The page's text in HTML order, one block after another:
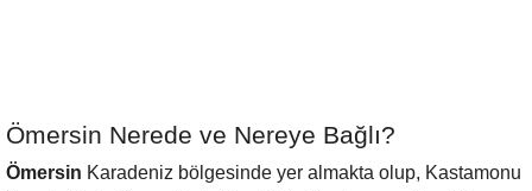
Ömersin Nerede ve Nereye Bağlı?
Ömersin Karadeniz bölgesinde yer almakta olup, Kastamonu